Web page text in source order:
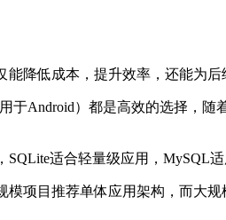
降低成本，提升效率，还能为
用于Android）都是高效的选择
SQLite适合轻量级应用，MySQL
模项目推荐单体应用架构，而大